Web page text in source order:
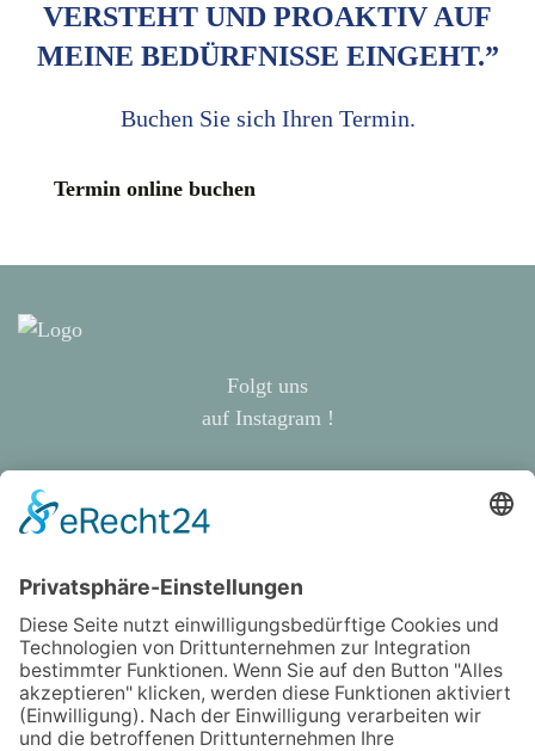
VERSTEHT UND PROAKTIV AUF
MEINE BEDÜRFNISSE EINGEHT.”
Buchen Sie sich Ihren Termin.
Termin online buchen
Folgt uns
auf Instagram !
Abraham-Lincoln-Straße 4
kontakt@zahnarztpraxis-weimar.de
03643 - 502247
03643 - 772984
Über uns / Praxisteam